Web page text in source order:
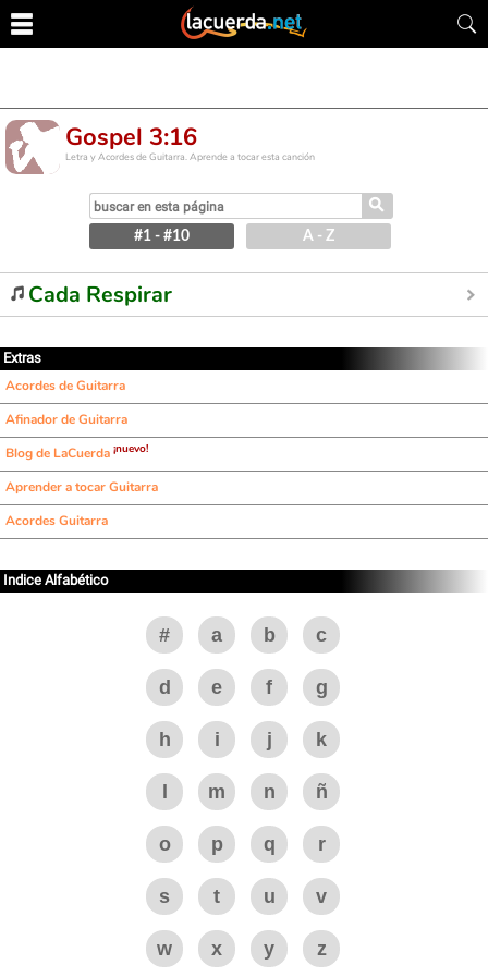
Gospel 3:16
Letra y Acordes de Guitarra. Aprende a tocar esta canción
⚲
#1 - #10 A - Z
Cada Respirar
Extras
Acordes de Guitarra
Afinador de Guitarra
Blog de LaCuerda ¡nuevo!
Aprender a tocar Guitarra
Acordes Guitarra
Indice Alfabético
# a b c
d e f g
h i j k
m n ñ
o p q r
s t u v
w x y z